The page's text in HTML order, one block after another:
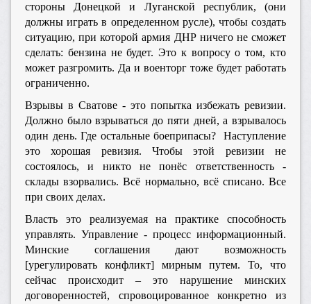
стороны Донецкой и Луганской республик, (они
должны играть в определенном русле), чтобы создать
ситуацию, при которой армия ДНР ничего не сможет
сделать: бензина не будет. Это к вопросу о том, кто
может разгромить. Да и военторг тоже будет работать
ограниченно.
Взрывы в Сватове - это попытка избежать ревизии.
Должно было взрываться до пяти дней, а взрывалось
один день. Где остальные боеприпасы? Наступление
это хорошая ревизия. Чтобы этой ревизии не
состоялось, и никто не понёс ответственность -
склады взорвались. Всё нормально, всё списано. Все
при своих делах.
Власть это реализуемая на практике способность
управлять. Управление - процесс информационный.
Минские соглашения дают возможность
[урегулировать конфликт] мирным путем. То, что
сейчас происходит – это нарушение минских
договоренностей, спровоцированное конкретно из